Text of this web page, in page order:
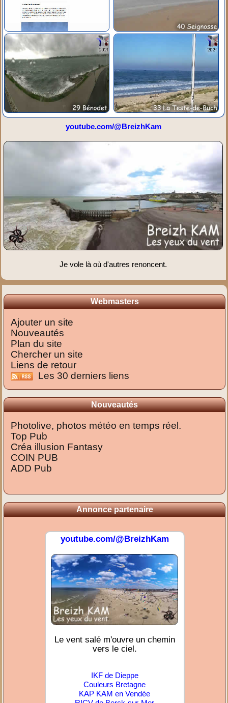
youtube.com/@BreizhKam
Je vole là où d'autres renoncent.
Webmasters
Ajouter un site
Nouveautés
Plan du site
Chercher un site
Liens de retour
Les 30 derniers liens
Nouveautés
Photolive, photos météo en temps réel.
Top Pub
Créa illusion Fantasy
COIN PUB
ADD Pub
Annonce partenaire
youtube.com/@BreizhKam
Le vent salé m'ouvre un chemin
vers le ciel.
IKF de Dieppe
Couleurs Bretagne
KAP KAM en Vendée